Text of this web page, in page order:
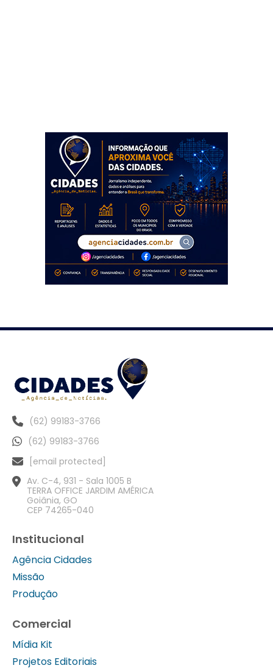
(62) 99183-3766
(62) 99183-3766
[email protected]
Av. C-4, 931 - Sala 1005 B
TERRA OFFICE JARDIM AMÉRICA
Goiânia, GO
CEP 74265-040
Institucional
Agência Cidades
Missão
Produção
Comercial
Mídia Kit
Projetos Editoriais